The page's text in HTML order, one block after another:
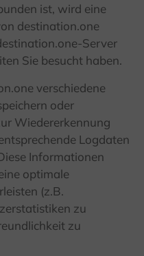
ist, wird eine
destination.one
Server
Sie besucht haben.
verschiedene
oder
Wiedererkennung
Logdaten
Informationen
optimale
(z.B.
zu
zu